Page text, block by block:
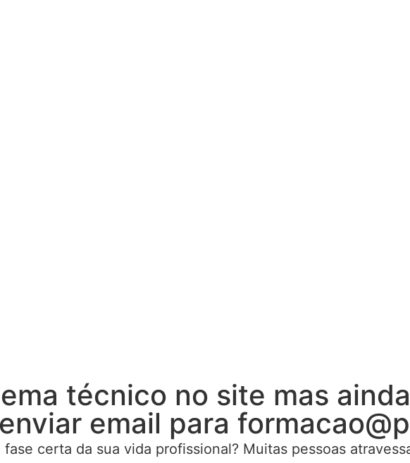
técnico no site mas
email para
certa da sua vida profissional? Muitas pessoas